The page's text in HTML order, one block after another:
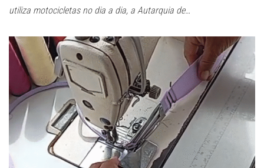
utiliza motocicletas no dia a dia, a Autarquia de…